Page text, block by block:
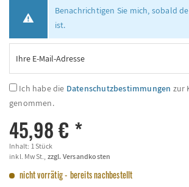
Benachrichtigen Sie mich, sobald
ist.
Ich habe die Datenschutzbestimmungen zur
genommen.
45,98 € *
Inhalt: 1 Stück
inkl. MwSt., zzgl. Versandkosten
nicht vorrätig - bereits nachbestellt